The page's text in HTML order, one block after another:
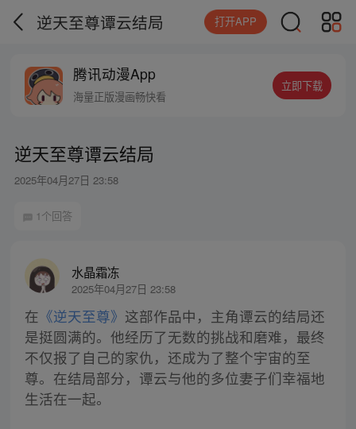
逆天至尊谭云结局 打开APP
腾讯动漫App
海量正版漫画畅快看
立即下载
逆天至尊谭云结局
2025年04月27日 23:58
1个回答
水晶霜冻
2025年04月27日 23:58
在 《逆天至尊》 这部作品中，主角谭云的结局还
是挺圆满的。他经历了无数的挑战和磨难，最终
不仅报了自己的家仇，还成为了整个宇宙的至
尊。在结局部分，谭云与他的多位妻子们幸福地
生活在一起。